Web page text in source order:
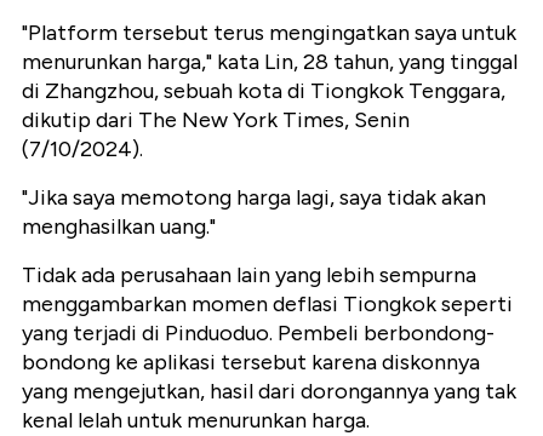
"Platform tersebut terus mengingatkan saya untuk
menurunkan harga," kata Lin, 28 tahun, yang tinggal
di Zhangzhou, sebuah kota di Tiongkok Tenggara,
dikutip dari The New York Times, Senin
(7/10/2024).
"Jika saya memotong harga lagi, saya tidak akan
menghasilkan uang."
Tidak ada perusahaan lain yang lebih sempurna
menggambarkan momen deflasi Tiongkok seperti
yang terjadi di Pinduoduo. Pembeli berbondong-
bondong ke aplikasi tersebut karena diskonnya
yang mengejutkan, hasil dari dorongannya yang tak
kenal lelah untuk menurunkan harga.